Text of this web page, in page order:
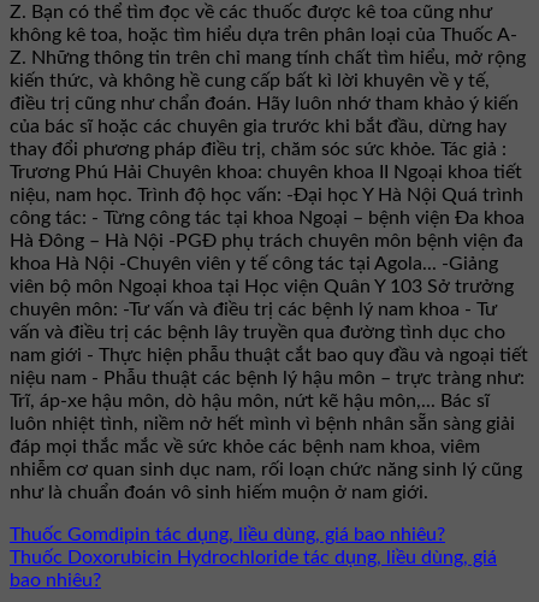
Z. Bạn có thể tìm đọc về các thuốc được kê toa cũng như
không kê toa, hoặc tìm hiểu dựa trên phân loại của Thuốc A-
Z. Những thông tin trên chỉ mang tính chất tìm hiểu, mở rộng
kiến thức, và không hề cung cấp bất kì lời khuyên về y tế,
điều trị cũng như chẩn đoán. Hãy luôn nhớ tham khảo ý kiến
của bác sĩ hoặc các chuyên gia trước khi bắt đầu, dừng hay
thay đổi phương pháp điều trị, chăm sóc sức khỏe. Tác giả :
Trương Phú Hải Chuyên khoa: chuyên khoa II Ngoại khoa tiết
niệu, nam học. Trình độ học vấn: -Đại học Y Hà Nội Quá trình
công tác: - Từng công tác tại khoa Ngoại – bệnh viện Đa khoa
Hà Đông – Hà Nội -PGĐ phụ trách chuyên môn bệnh viện đa
khoa Hà Nội -Chuyên viên y tế công tác tại Agola... -Giảng
viên bộ môn Ngoại khoa tại Học viện Quân Y 103 Sở trưởng
chuyên môn: -Tư vấn và điều trị các bệnh lý nam khoa - Tư
vấn và điều trị các bệnh lây truyền qua đường tình dục cho
nam giới - Thực hiện phẫu thuật cắt bao quy đầu và ngoại tiết
niệu nam - Phẫu thuật các bệnh lý hậu môn – trực tràng như:
Trĩ, áp-xe hậu môn, dò hậu môn, nứt kẽ hậu môn,... Bác sĩ
luôn nhiệt tình, niềm nở hết mình vì bệnh nhân sẵn sàng giải
đáp mọi thắc mắc về sức khỏe các bệnh nam khoa, viêm
nhiễm cơ quan sinh dục nam, rối loạn chức năng sinh lý cũng
như là chuẩn đoán vô sinh hiếm muộn ở nam giới.
Thuốc Gomdipin tác dụng, liều dùng, giá bao nhiêu?
Thuốc Doxorubicin Hydrochloride tác dụng, liều dùng, giá
bao nhiêu?